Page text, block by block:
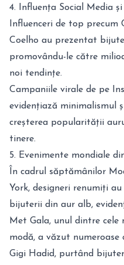
4. Influența Social Media
Influenceri de top precum
Coelho au prezentat
promovându-le către
noi tendințe.
Campaniile virale de pe
evidențiază minimalismul
creșterea popularității
tinere.
5. Evenimente mondiale
În cadrul săptămânilor
York, designeri renumiți
bijuterii din aur alb,
Met Gala, unul dintre
modă, a văzut
Gigi Hadid, purtând